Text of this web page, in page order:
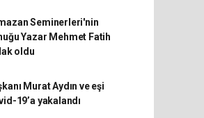
Seminerleri'nin
Yazar Mehmet Fatih
oldu
Murat Aydın ve eşi
19’a yakalandı